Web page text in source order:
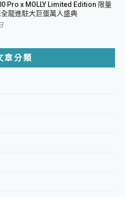
Pro x MOLLY Limited Edition 限量
龍進駐大巨蛋萬人盛典
章分類